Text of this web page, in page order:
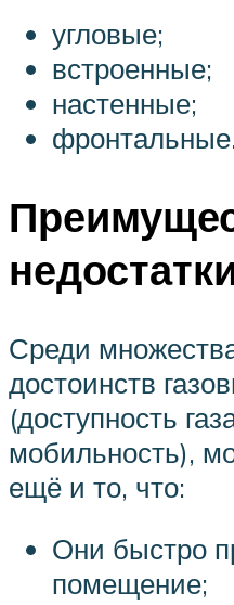
угловые;
встроенные;
настенные;
фронтальные.
Среди
достоинств
(доступность
мобильность),
ещё и то, что:
Они быстро
помещение;